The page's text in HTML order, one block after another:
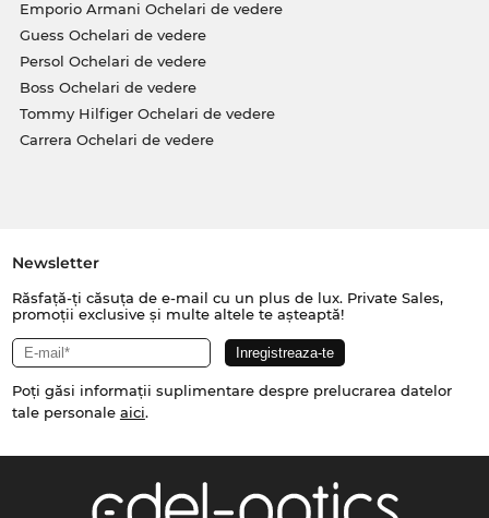
Emporio Armani Ochelari de vedere
Guess Ochelari de vedere
Persol Ochelari de vedere
Boss Ochelari de vedere
Tommy Hilfiger Ochelari de vedere
Carrera Ochelari de vedere
Newsletter
Răsfață-ți căsuța de e-mail cu un plus de lux. Private Sales,
promoții exclusive și multe altele te așteaptă!
Poți găsi informații suplimentare despre prelucrarea datelor
tale personale aici.